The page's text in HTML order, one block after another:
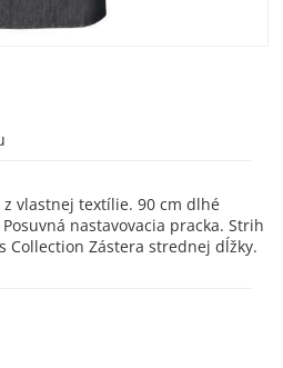
vlastnej textílie. 90 cm dlhé
nastavovacia pracka. Strih
Collection Zástera strednej dĺžky.